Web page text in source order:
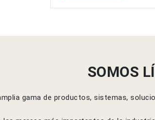
SOMOS
gama de productos, sistemas,